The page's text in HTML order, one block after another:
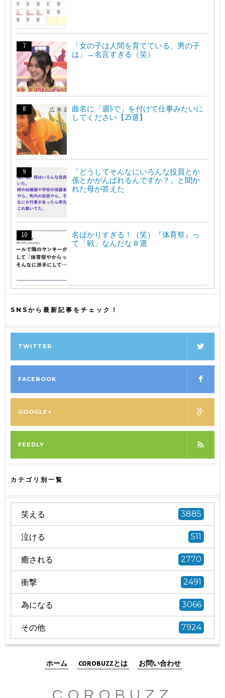
「女の子は人間を育てている、男の子
は」→名言すぎる（笑）
曲名に「週5で」を付けて仕事みたいに
してください【25選】
「どうしてそんなにいろんな役員とか
係とかがんばれるんですか？」と聞か
れた母が答えた
名ばかりすぎる！（笑）『体育祭』っ
て「戦」なんだな８選
SNSから最新記事をチェック！
TWITTER
FACEBOOK
GOOGLE+
FEEDLY
カテゴリ別一覧
笑える 3885
泣ける 511
癒される 2770
衝撃 2491
為になる 3066
その他 7924
ホーム COROBUZZとは お問い合わせ